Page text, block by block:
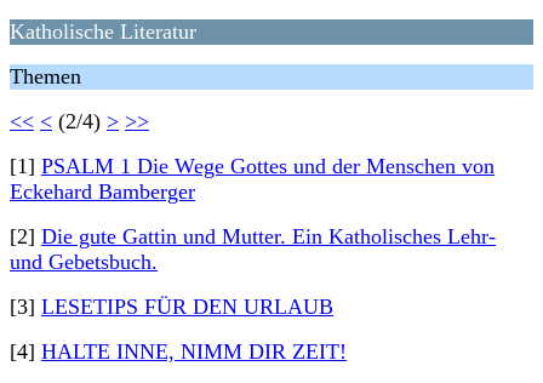
Katholische Literatur
Themen
<< < (2/4) > >>
[1] PSALM 1 Die Wege Gottes und der Menschen von
Eckehard Bamberger
[2] Die gute Gattin und Mutter. Ein Katholisches Lehr-
und Gebetsbuch.
[3] LESETIPS FÜR DEN URLAUB
[4] HALTE INNE, NIMM DIR ZEIT!